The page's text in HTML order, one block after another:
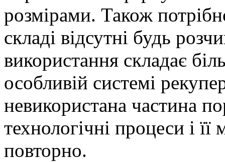
розмірами. Також
складі відсутні будь
використання складає
особливій системі
невикористана частина
технологічні процеси і
повторно.